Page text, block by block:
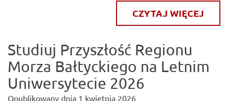
CZYTAJ WIĘCEJ
Studiuj Przyszłość Regionu
Morza Bałtyckiego na Letnim
Uniwersytecie 2026
Opublikowany dnia 1 kwietnia 2026